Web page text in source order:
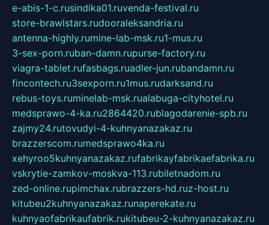
e-abis-1-c.rusindika01.ruvenda-festival.ru
store-brawlstars.rudooraleksandria.ru
antenna-highly.rumine-lab-msk.ru1-mus.ru
3-sex-porn.ruban-damn.rupurse-factory.ru
viagra-tablet.rufasbags.ruadler-jun.rubandamn.ru
fincontech.ru3sexporn.ru1mus.rudarksand.ru
rebus-toys.ruminelab-msk.rualabuga-cityhotel.ru
medsprawo-4-ka.ru2864420.rublagodarenie-spb.ru
zajmy24.rutovudyi-4-kuhnyanazakaz.ru
brazzerscom.rumedsprawo4ka.ru
xehyroo5kuhnyanazakaz.rufabrikayfabrikaefabrika.ru
vskrytie-zamkov-moskva-113.rubiletnadom.ru
zed-online.rupimchax.rubrazzers-hd.ruz-host.ru
kitubeu2kuhnyanazakaz.runaperekate.ru
kuhnyaofabrikaufabrik.rukitubeu-2-kuhnyanazakaz.ru